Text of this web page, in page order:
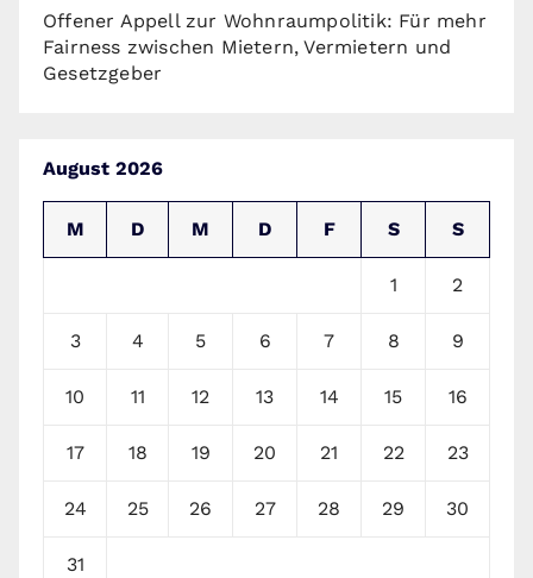
Offener Appell zur Wohnraumpolitik: Für mehr
Fairness zwischen Mietern, Vermietern und
Gesetzgeber
August 2026
M D M D F S S
1 2
3 4 5 6 7 8 9
10 11 12 13 14 15 16
17 18 19 20 21 22 23
24 25 26 27 28 29 30
31